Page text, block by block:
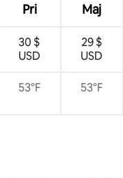
Pri Maj
30 $
USD
29 $
USD
53°F 53°F